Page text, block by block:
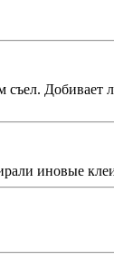
Добивает
иновые